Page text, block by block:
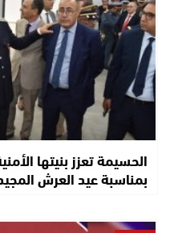
الحسيمة تعزز بنيتها
بمناسبة عيد العرش